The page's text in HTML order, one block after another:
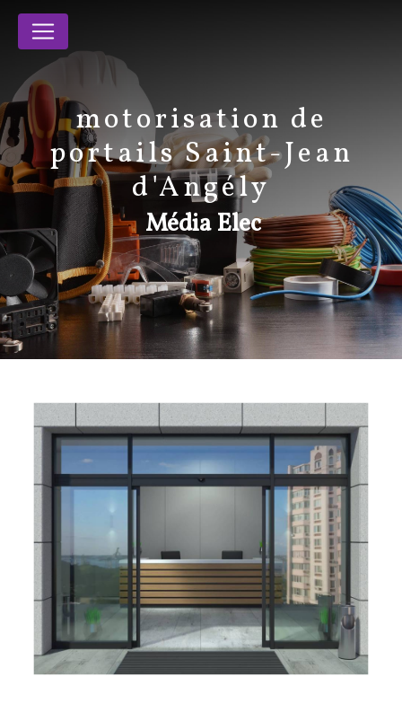
motorisation de
portails Saint-Jean
d'Angély
Média Elec
Panneau de gestion des cookies